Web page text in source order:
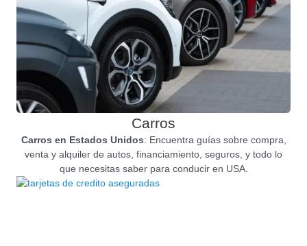
Carros
Carros en Estados Unidos: Encuentra guías sobre compra,
venta y alquiler de autos, financiamiento, seguros, y todo lo
que necesitas saber para conducir en USA.